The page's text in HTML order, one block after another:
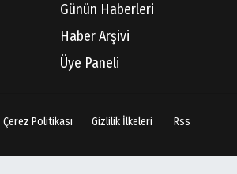
Günün Haberleri
Haber Arşivi
Üye Paneli
Çerez Politikası Gizlilik İlkeleri
Rss